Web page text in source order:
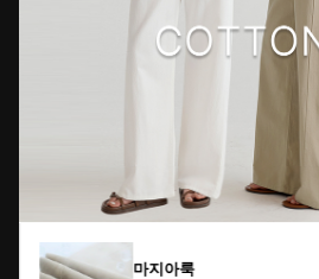
마지아룩